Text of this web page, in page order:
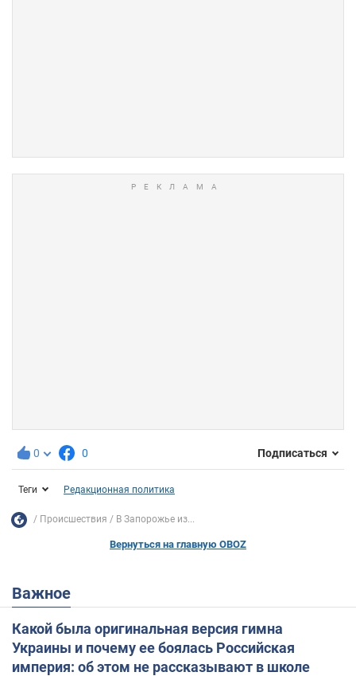
0 0 Подписаться
Теги Редакционная политика
Происшествия В Запорожье из...
Вернуться на главную OBOZ
Важное
Какой была оригинальная версия гимна
Украины и почему ее боялась Российская
империя: об этом не рассказывают в школе